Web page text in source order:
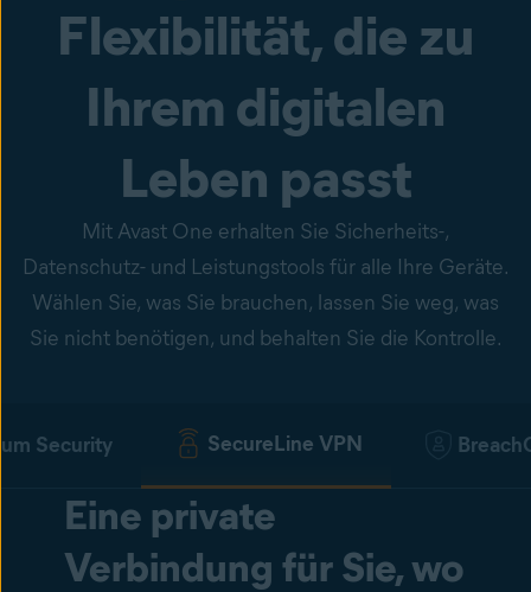
Flexibilität, die zu
Ihrem digitalen
Leben passt
Mit Avast One erhalten Sie Sicherheits-,
Datenschutz- und Leistungstools für alle Ihre Geräte.
Wählen Sie, was Sie brauchen, lassen Sie weg, was
Sie nicht benötigen, und behalten Sie die Kontrolle.
Security SecureLine VPN
Eine private
Verbindung für Sie, wo